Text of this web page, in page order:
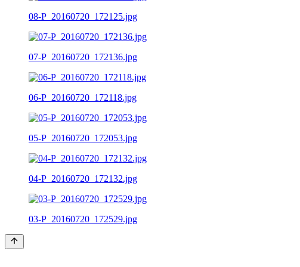
08-P_20160720_172125.jpg
07-P_20160720_172136.jpg
06-P_20160720_172118.jpg
05-P_20160720_172053.jpg
04-P_20160720_172132.jpg
03-P_20160720_172529.jpg